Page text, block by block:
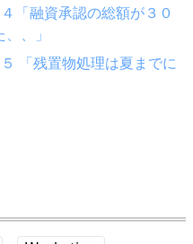
「融資承認の総額が３０
、」
「残置物処理は夏までに